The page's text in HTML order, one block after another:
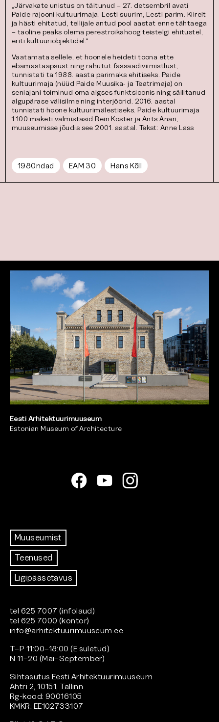
„Järvakate unistus on täitunud – 27. detsembril avati
Paide rajooni kultuurimaja. Eesti suurim, Eesti parim. Kiirelt
ja hästi ehitatud, tellijale antud pool aastat enne tähtaega
– taoline peaks olema perestroikahoog teistelgi ehitustel,
eriti kultuuriobjektidel.“
Vaatamata sellele, et hoonele heideti toona ette
ebamastaapsust ning rahutut fassaadiviimistlust,
tunnistati ta 1988. aasta parimaks ehitiseks. Paide
kultuurimaja (nüüd Paide Muusika- ja Teatrimaja) on
seniajani toiminud oma algses funktsioonis ning säilitanud
algupärase välisilme ning interjöörid. 2016. aastal
tunnistati hoone kultuurimälestiseks. Paide kultuurimaja
1:100 maketi valmistasid Rein Koster ja Ants Anari,
muuseumisse jõudis see 2001. aastal. Tekst: Anne Lass
1980ndad EAM 30 Hans Kõll
Eesti Arhitektuurimuuseum
Estonian Museum of Architecture
Muuseumist
Teenused
Ligipääsetavus
tel 625 7007 (infolaud)
tel 625 7000 (kontor)
info@arhitektuurimuuseum.ee
T–P 11:00–18:00 (E suletud)
N 11–20 (Mai–September)
Sihtasutus Eesti Arhitektuurimuuseum
Ahtri 2, 10151, Tallinn
Rg-kood: 90016105
KMKR: EE102733107